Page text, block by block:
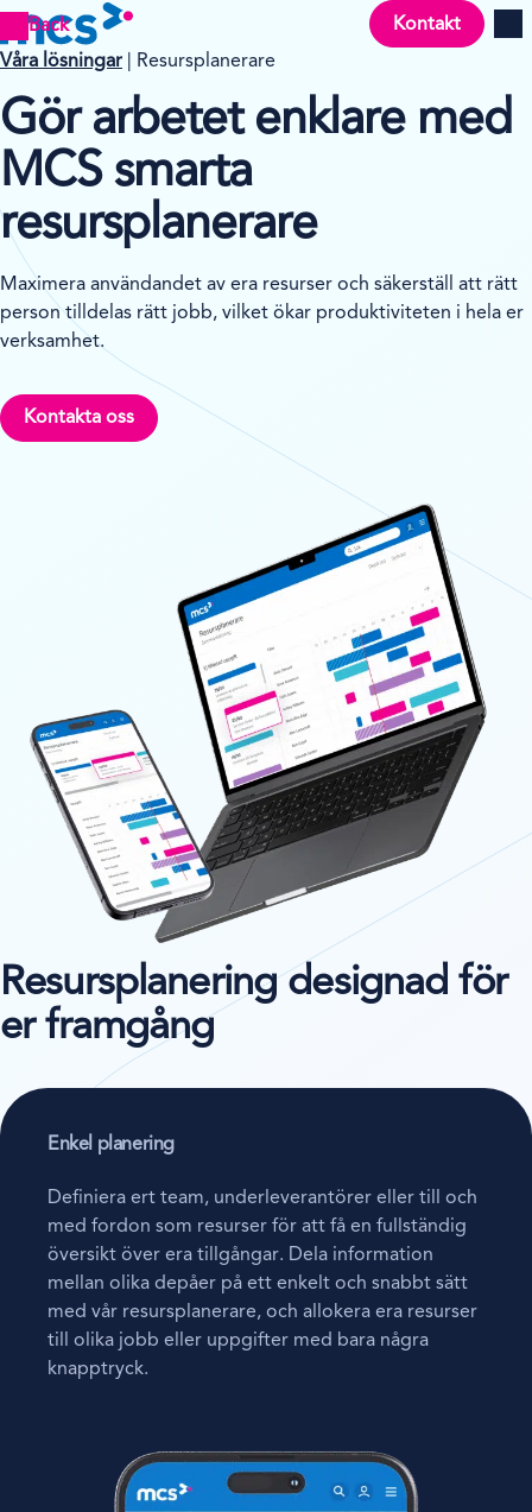
Back Kontakt
Våra lösningar | Resursplanerare
Gör arbetet enklare med
MCS smarta
resursplanerare
Maximera användandet av era resurser och säkerställ att rätt
person tilldelas rätt jobb, vilket ökar produktiviteten i hela er
verksamhet.
Kontakta oss
Resursplanering designad för
er framgång
Enkel planering
Definiera ert team, underleverantörer eller till och
med fordon som resurser för att få en fullständig
översikt över era tillgångar. Dela information
mellan olika depåer på ett enkelt och snabbt sätt
med vår resursplanerare, och allokera era resurser
till olika jobb eller uppgifter med bara några
knapptryck.